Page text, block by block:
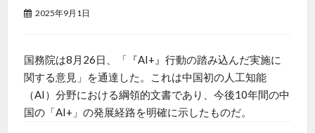
2025年9月1日
国務院は8月26日、「『AI+』行動の踏み込んだ実施に
関する意見」を通達した。これは中国初の人工知能
（AI）分野における綱領的文書であり、今後10年間の中
国の「AI+」の発展経路を明確に示したものだ。